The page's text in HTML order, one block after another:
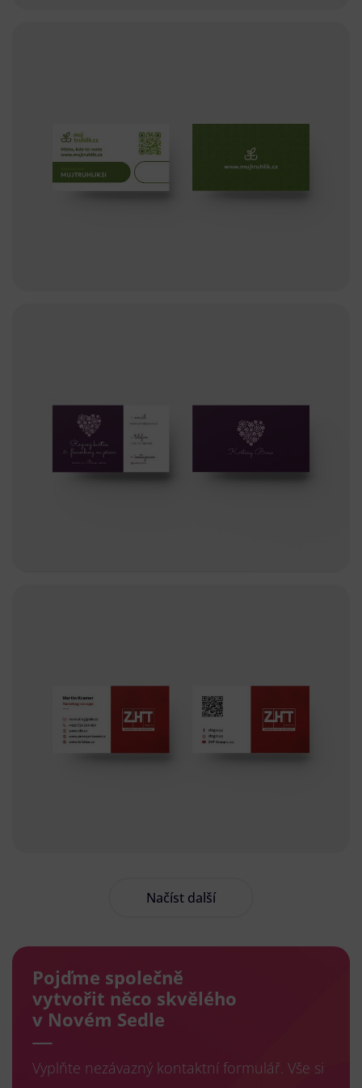
Načíst další
Pojďme společně
vytvořit něco skvělého
v Novém Sedle
Vyplňte nezávazný kontaktní formulář. Vše si